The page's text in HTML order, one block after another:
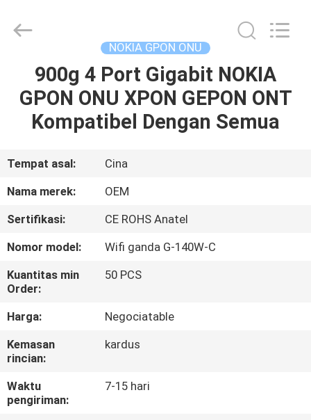
RUMAH
PRODUK
TENTANG
KAMI
TUR
PABRIK
KONTROL
KUALITAS
HUBUNGI
KAMI
LIMITED.
NOKIA GPON ONU
900g 4 Port Gigabit NOKIA
GPON ONU XPON GEPON ONT
Kompatibel Dengan Semua
Tempat asal:
Cina
Nama merek:
OEM
Sertifikasi:
CE ROHS Anatel
Nomor model:
Wifi ganda G-140W-C
Kuantitas min
Order:
50 PCS
Harga:
Negociatable
Kemasan
rincian:
kardus
Waktu
pengiriman:
7-15 hari